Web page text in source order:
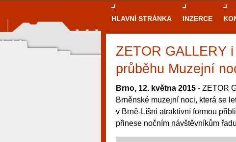
HLAVNÍ STRÁNKA INZERCE
ZETOR GALLERY
průběhu Muzejní
Brno, 12. května 2015 - ZETOR
Brněnské muzejní noci, která se
v Brně-Líšni atraktivní formou
přinese nočním návštěvníkům